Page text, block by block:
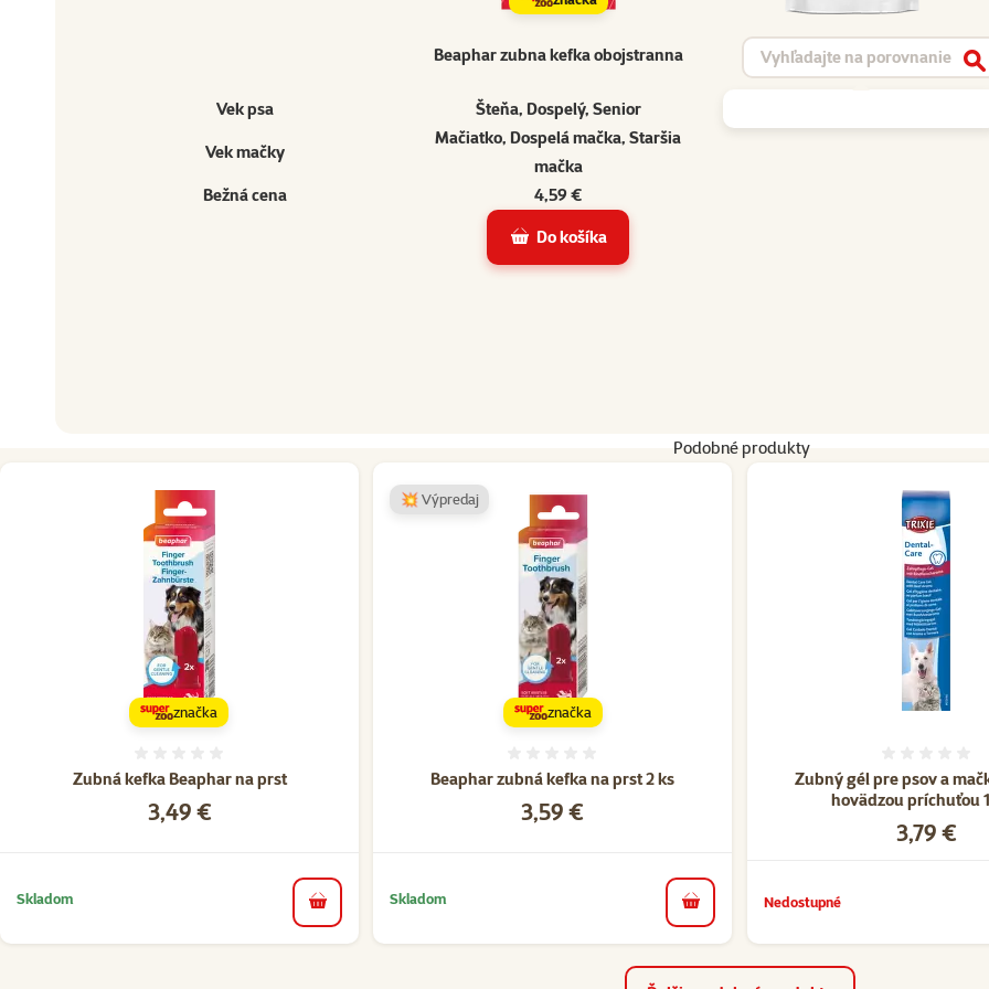
Beaphar zubna kefka obojstranna
Vyhľadávanie produktu
Vek psa
Šteňa, Dospelý, Senior
Vek mačky
Mačiatko, Dospelá mačka, Staršia
mačka
Bežná cena
4,59 €
Do košíka
Podobné produkty
Zubná kefka Beaphar na prst
Cena
3,49 €
značka
Skladom
do košíka
Beaphar zubná kefka na prst 2 ks
Cena
3,59 €
💥 Výpredaj
značka
Skladom
do košíka
Zubný gél pre psov a
hovädzou príchuťou
Cena
3,79 €
Nedostupné